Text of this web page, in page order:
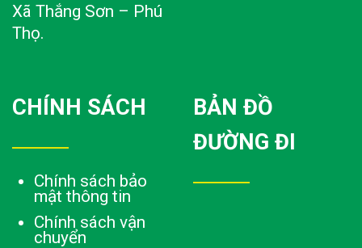
Xã Thắng Sơn – Phú
Thọ.
CHÍNH SÁCH
Chính sách bảo
mật thông tin
Chính sách vận
chuyển
BẢN ĐỒ
ĐƯỜNG ĐI